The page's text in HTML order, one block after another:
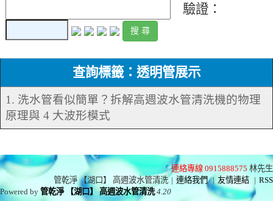
驗證：
查詢標籤：透明管展示
1. 洗水管看似簡單？拆解高週波水管清洗機的物理
原理與 4 大波形模式
連絡專線 0915888575 林先生
管乾淨 【湖口】 高週波水管清洗 | 連絡我們 | 友情連結 | RSS
Powered by管乾淨 【湖口】 高週波水管清洗 4.20